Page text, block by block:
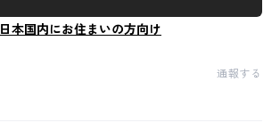
日本国内にお住まいの方向け
通報する